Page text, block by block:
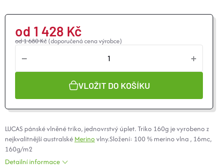
od 1 680 Kč (doporučená cena výrobce)
od 1 428 Kč
VLOŽIT DO KOŠÍKU
LUCAS pánské vlněné triko, jednovrstvý úplet. Triko 160g je vyrobeno z
nejkvalitnější australské Merino vlny.Složení: 100 % merino vlna , 16mc,
160g/m2
Detailní informace